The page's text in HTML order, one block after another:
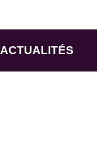
ACTUALITÉS